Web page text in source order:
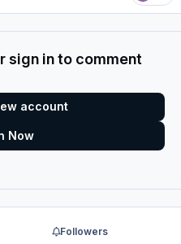
sign in to comment
account
Now
Followers